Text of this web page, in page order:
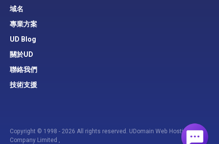
域名
專業方案
UD Blog
關於UD
聯絡我們
技術支援
Copyright © 1998 - 2026 All rights reserved. UDomain Web Hosting
Company Limited ,